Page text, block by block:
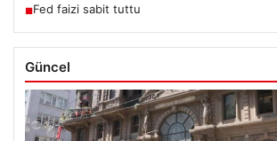
■Fed faizi sabit tuttu
Güncel